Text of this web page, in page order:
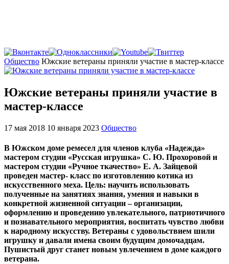
Главная
Общество Южские ветераны приняли участие в мастер-классе
Южские ветераны приняли участие в
мастер-классе
17 мая 2018 10 января 2023 Общество
В Южском доме ремесел для членов клуба «Надежда»
мастером студии «Русская игрушка» С. Ю. Прохоровой и
мастером студии «Ручное ткачество» Е. А. Зайцевой
проведен мастер- класс по изготовлению котика из
искусственного меха. Цель: научить использовать
полученные на занятиях знания, умения и навыки в
конкретной жизненной ситуации – организации,
оформлению и проведению увлекательного, патриотичного
и познавательного мероприятия, воспитать чувство любви
к народному искусству. Ветераны с удовольствием шили
игрушку и давали имена своим будущим домочадцам.
Пушистый друг станет новым увлечением в доме каждого
ветерана.